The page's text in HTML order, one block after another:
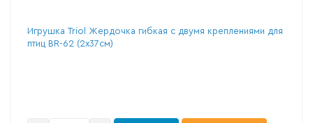
Игрушка Triol Жердочка гибкая с двумя креплениями для
птиц BR-62 (2х37см)